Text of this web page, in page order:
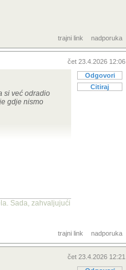
trajni link nadporuka
čet 23.4.2026 12:06
Odgovori
Citiraj
si već odradio
gdje nismo
dugotrajnog
često se
"Auto".
ili da "nisi
Sada, zahvaljujući
trajni link nadporuka
čet 23.4.2026 12:21